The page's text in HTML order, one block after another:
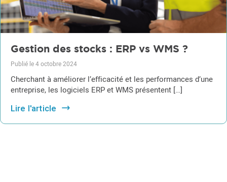
Gestion des stocks : ERP vs WMS ?
Publié le 4 octobre 2024
Cherchant à améliorer l’efficacité et les performances d’une
entreprise, les logiciels ERP et WMS présentent […]
Lire l'article